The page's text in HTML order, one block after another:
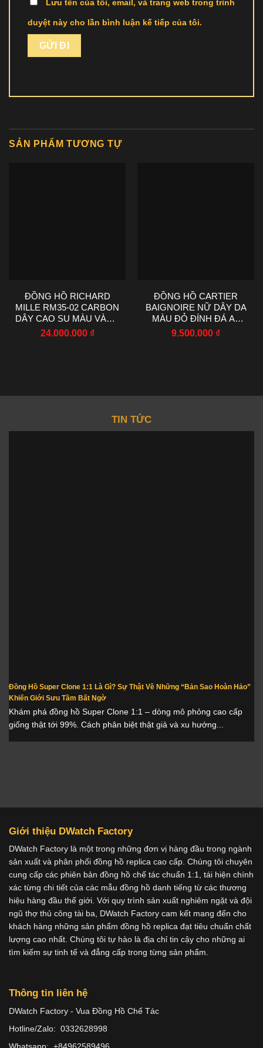
Lưu tên của tôi, email, và trang web trong trình
duyệt này cho lần bình luận kế tiếp của tôi.
SẢN PHẨM TƯƠNG TỰ
ĐỒNG HỒ RICHARD
MILLE RM35-02 CARBON
DÂY CAO SU MÀU VÀNG
R7 FACTORY 44.5X50MM
24.000.000 ₫
ĐỒNG HỒ CARTIER
BAIGNOIRE NỮ DÂY DA
MÀU ĐỎ ĐÍNH ĐÁ AF
FACTORY 23X31MM
9.500.000 ₫
TIN TỨC
Đồng Hồ Super Clone 1:1 Là Gì? Sự Thật Về Những “Bản Sao Hoàn Hảo”
Khiến Giới Sưu Tầm Bất Ngờ
Khám phá đồng hồ Super Clone 1:1 – dòng mô phỏng cao cấp
giống thật tới 99%. Cách phân biệt thật giả và xu hướng...
Giới thiệu DWatch Factory
DWatch Factory là một trong những đơn vị hàng đầu trong ngành
sản xuất và phân phối đồng hồ replica cao cấp. Chúng tôi chuyên
cung cấp các phiên bản đồng hồ chế tác chuẩn 1:1, tái hiện chính
xác từng chi tiết của các mẫu đồng hồ danh tiếng từ các thương
hiệu hàng đầu thế giới. Với quy trình sản xuất nghiêm ngặt và đội
ngũ thợ thủ công tài ba, DWatch Factory cam kết mang đến cho
khách hàng những sản phẩm đồng hồ replica đạt tiêu chuẩn chất
lượng cao nhất. Chúng tôi tự hào là địa chỉ tin cậy cho những ai
tìm kiếm sự tinh tế và đẳng cấp trong từng sản phẩm.
Thông tin liên hệ
DWatch Factory - Vua Đồng Hồ Chế Tác
Hotline/Zalo: 0332628998